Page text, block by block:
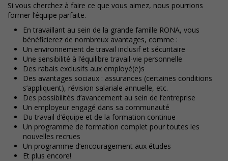
Si vous cherchez à faire ce que vous aimez, nous pourrions
former l’équipe parfaite.
En travaillant au sein de la grande famille RONA, vous
bénéficierez de nombreux avantages, comme :
Un environnement de travail inclusif et sécuritaire
Une sensibilité à l’équilibre travail-vie personnelle
Des rabais exclusifs aux employé(e)s
Des avantages sociaux : assurances (certaines conditions
s’appliquent), révision salariale annuelle, etc.
Des possibilités d’avancement au sein de l’entreprise
Un employeur engagé dans sa communauté
Du travail d’équipe et de la formation continue
Un programme de formation complet pour toutes les
nouvelles recrues
Un programme d’encouragement aux études
Et plus encore!